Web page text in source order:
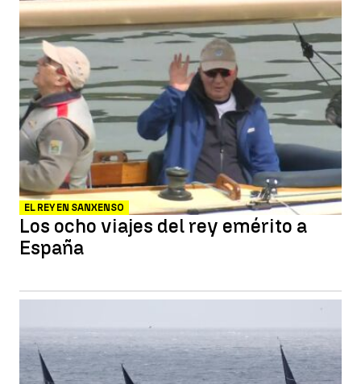
EL REY EN SANXENSO
Los ocho viajes del rey emérito a
España